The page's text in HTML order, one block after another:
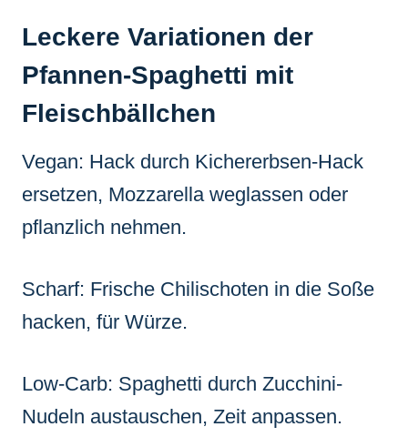
Leckere Variationen der
Pfannen-Spaghetti mit
Fleischbällchen
Vegan: Hack durch Kichererbsen-Hack
ersetzen, Mozzarella weglassen oder
pflanzlich nehmen.
Scharf: Frische Chilischoten in die Soße
hacken, für Würze.
Low-Carb: Spaghetti durch Zucchini-
Nudeln austauschen, Zeit anpassen.